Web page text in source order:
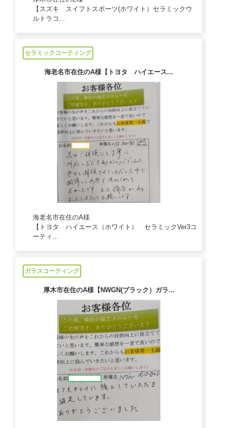
【スズキ スイフトスポーツ(ホワイト）セラミックウ
ルトラコ...
セラミックコーティング
海老名市在住のA様【トヨタ ハイエース...
海老名市在住のA様
【トヨタ ハイエース（ホワイト） セラミックVer3コ
ーティ...
ガラスコーティング
厚木市在住のA様【NWGN(ブラック）ガラ...